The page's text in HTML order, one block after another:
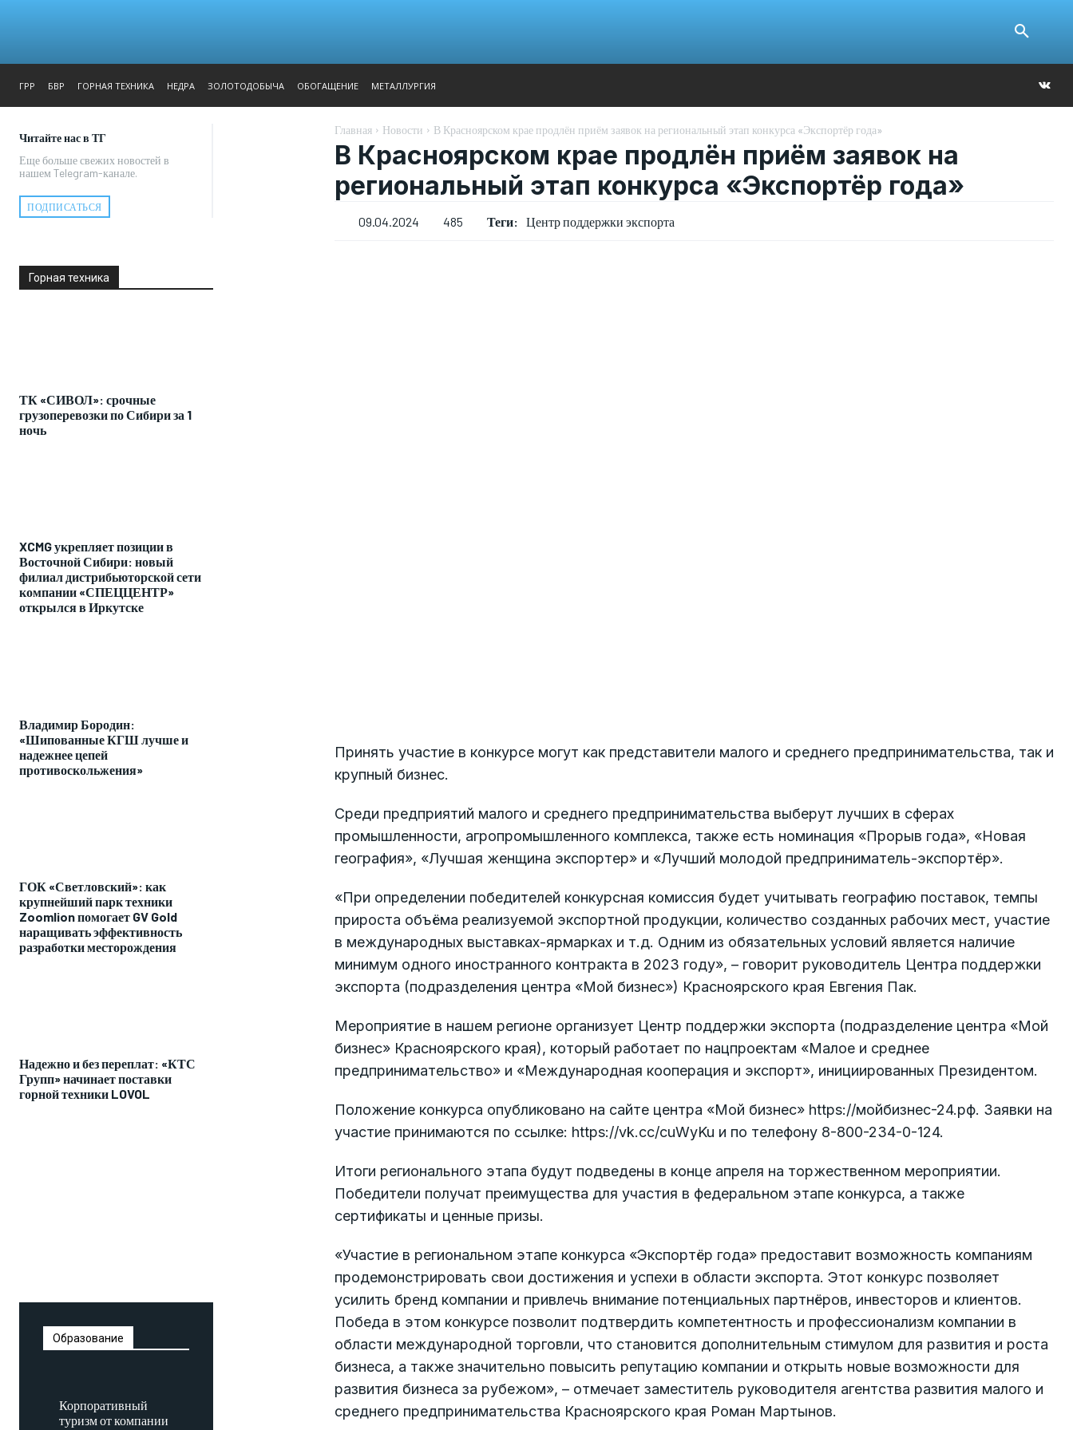
ГРР БВР ГОРНАЯ ТЕХНИКА НЕДРА ЗОЛОТОДОБЫЧА ОБОГАЩЕНИЕ МЕТАЛЛУРГИЯ
Читайте нас в ТГ
Еще больше свежих новостей в
нашем Telegram-канале.
ПОДПИСАТЬСЯ
Горная техника
ТК «СИВОЛ»: срочные
грузоперевозки по Сибири за 1
ночь
XCMG укрепляет позиции в
Восточной Сибири: новый
филиал дистрибьюторской сети
компании «СПЕЦЦЕНТР»
открылся в Иркутске
Владимир Бородин:
«Шипованные КГШ лучше и
надежнее цепей
противоскольжения»
ГОК «Светловский»: как
крупнейший парк техники
Zoomlion помогает GV Gold
наращивать эффективность
разработки месторождения
Надежно и без переплат: «КТС
Групп» начинает поставки
горной техники LOVOL
Образование
Корпоративный
туризм от компании
Главная Новости В Красноярском крае продлён приём заявок на региональный этап конкурса «Экспортёр года»
В Красноярском крае продлён приём заявок на
региональный этап конкурса «Экспортёр года»
09.04.2024 485 Теги: Центр поддержки экспорта
Принять участие в конкурсе могут как представители малого и среднего предпринимательства, так и
крупный бизнес.
Среди предприятий малого и среднего предпринимательства выберут лучших в сферах
промышленности, агропромышленного комплекса, также есть номинация «Прорыв года», «Новая
география», «Лучшая женщина экспортер» и «Лучший молодой предприниматель-экспортёр».
«При определении победителей конкурсная комиссия будет учитывать географию поставок, темпы
прироста объёма реализуемой экспортной продукции, количество созданных рабочих мест, участие
в международных выставках-ярмарках и т.д. Одним из обязательных условий является наличие
минимум одного иностранного контракта в 2023 году», – говорит руководитель Центра поддержки
экспорта (подразделения центра «Мой бизнес») Красноярского края Евгения Пак.
Мероприятие в нашем регионе организует Центр поддержки экспорта (подразделение центра «Мой
бизнес» Красноярского края), который работает по нацпроектам «Малое и среднее
предпринимательство» и «Международная кооперация и экспорт», инициированных Президентом.
Положение конкурса опубликовано на сайте центра «Мой бизнес» https://мойбизнес-24.рф. Заявки на
участие принимаются по ссылке: https://vk.cc/cuWyKu и по телефону 8-800-234-0-124.
Итоги регионального этапа будут подведены в конце апреля на торжественном мероприятии.
Победители получат преимущества для участия в федеральном этапе конкурса, а также
сертификаты и ценные призы.
«Участие в региональном этапе конкурса «Экспортёр года» предоставит возможность компаниям
продемонстрировать свои достижения и успехи в области экспорта. Этот конкурс позволяет
усилить бренд компании и привлечь внимание потенциальных партнёров, инвесторов и клиентов.
Победа в этом конкурсе позволит подтвердить компетентность и профессионализм компании в
области международной торговли, что становится дополнительным стимулом для развития и роста
бизнеса, а также значительно повысить репутацию компании и открыть новые возможности для
развития бизнеса за рубежом», – отмечает заместитель руководителя агентства развития малого и
среднего предпринимательства Красноярского края Роман Мартынов.